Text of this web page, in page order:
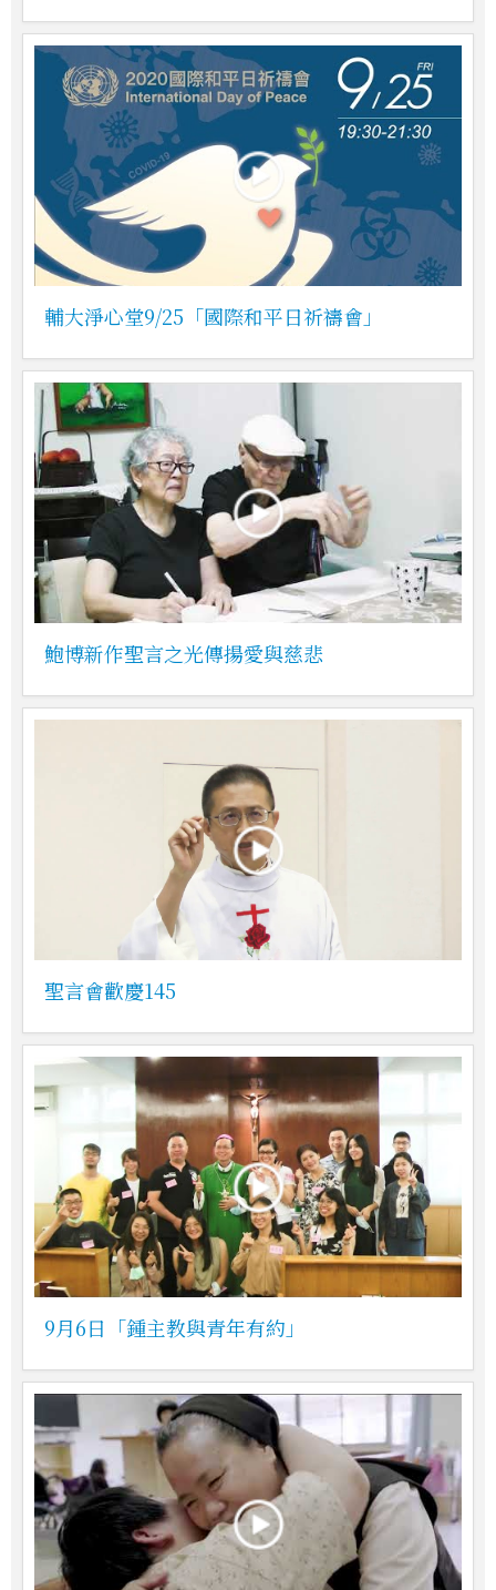
輔大淨心堂9/25「國際和平日祈禱會」
鮑博新作聖言之光傳揚愛與慈悲
聖言會歡慶145
9月6日「鍾主教與青年有約」